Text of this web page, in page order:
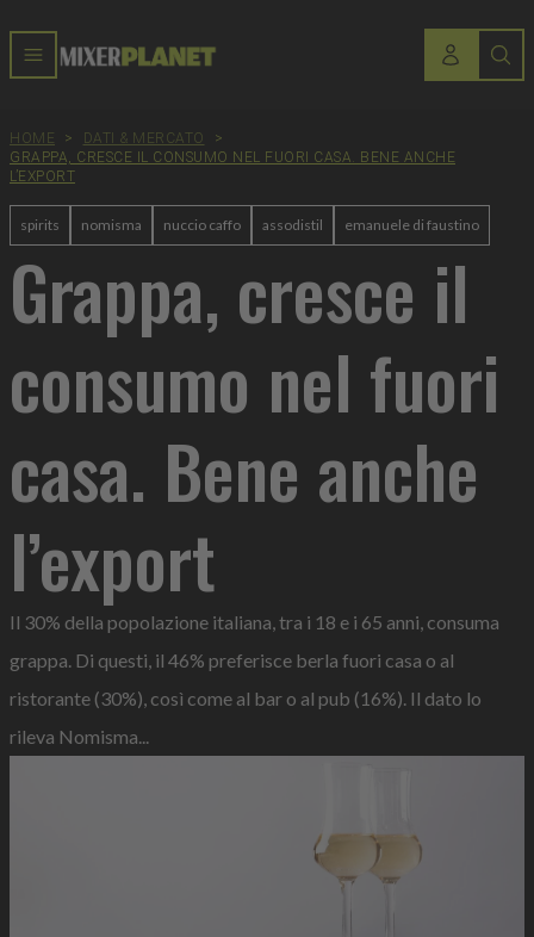
HOME > DATI & MERCATO
>
GRAPPA, CRESCE IL CONSUMO NEL FUORI CASA. BENE ANCHE
L’EXPORT
spirits nomisma nuccio caffo assodistil emanuele di faustino
Grappa, cresce il
consumo nel fuori
casa. Bene anche
l’export
Il 30% della popolazione italiana, tra i 18 e i 65 anni, consuma
grappa. Di questi, il 46% preferisce berla fuori casa o al
ristorante (30%), così come al bar o al pub (16%). Il dato lo
rileva Nomisma...